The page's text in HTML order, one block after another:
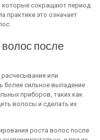
сокращают период
практике это означает
после
расчесывания или
более сильное выпадение
приборов, таких как
волосы и сделать их
роста волос после